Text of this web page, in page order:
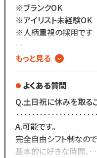
Instagram・TikTokで配
━━━━━★
▶ @whiteeye.recruit
自分で決める完全自由シ
◆ 集客は本部が全てサ
施術に集中できる環境
◆ 材料・備品は全てサ
余計な出費ゼロ◎
／／
「プライベートと仕事の
自由に取りたい」
そんな方にぴったりの職
※ブランクOK
※アイリスト未経験OK
※人柄重視の採用です
【今の職場に、こんなお
★ 休みたいときに自由
★ 頑張っても給料に反
【こんな方にぴったりの
★ 美容師免許を活かし
★ 自分のペースで自由
もっと見る
よくある質問
Q.土日祝に休みを取る
A.可能です。
完全自由シフト制なので
基本的に好きな時間、